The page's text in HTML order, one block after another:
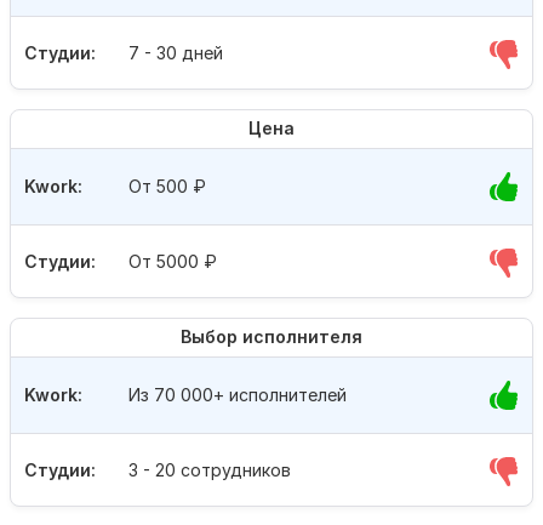
Студии: 7 - 30 дней
Цена
Студии: От 5000 ₽
Kwork: От 500 ₽
Выбор исполнителя
Студии: 3 - 20 сотрудников
Kwork: Из 70 000+ исполнителей